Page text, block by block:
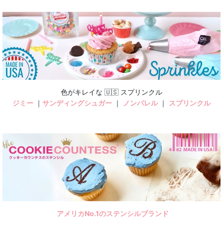
色がキレイな 🇺🇸 スプリンクル
ジミー ｜ サンディングシュガー ｜ ノンパレル｜ スプリンクル
アメリカNo.1のステンシルブランド